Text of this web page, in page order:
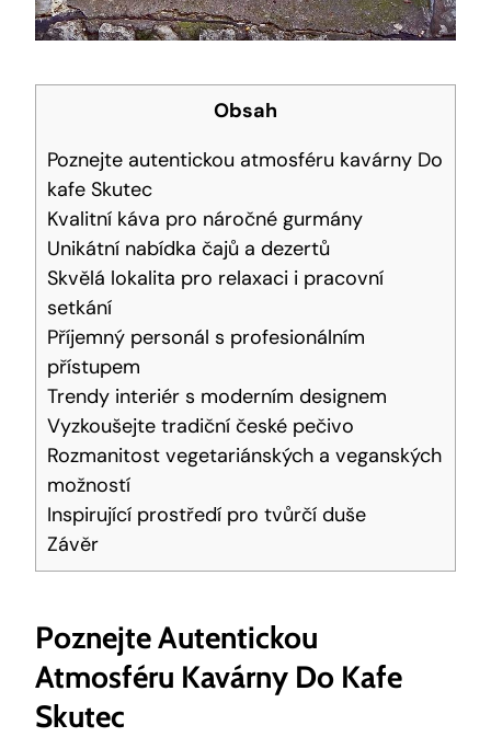
Obsah
Poznejte autentickou atmosféru kavárny Do
kafe Skutec
Kvalitní káva pro náročné gurmány
Unikátní nabídka čajů a dezertů
Skvělá lokalita pro relaxaci i pracovní
setkání
Příjemný personál s profesionálním
přístupem
Trendy interiér s moderním designem
Vyzkoušejte tradiční české pečivo
Rozmanitost vegetariánských a veganských
možností
Inspirující prostředí pro tvůrčí duše
Závěr
Poznejte Autentickou
Atmosféru Kavárny Do Kafe
Skutec